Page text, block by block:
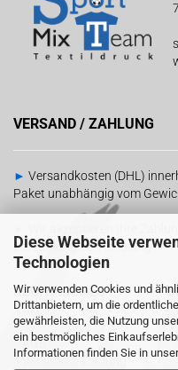
Diese Webseite
Technologien
Wir verwenden Cookies und
Drittanbietern, um die
gewährleisten, die Nutzung
ein bestmögliches
Informationen finden Sie in
VERSAND / ZAHLUNG
► Versandkosten (DHL)
Paket unabhängig vom
Barzahlung bei Abholung
RECHTLICHES
-AGB
-Versand & Zahlung